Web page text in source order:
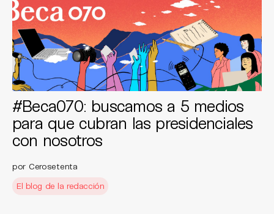
#Beca070: buscamos a 5 medios
para que cubran las presidenciales
con nosotros
por Cerosetenta
El blog de la redacción